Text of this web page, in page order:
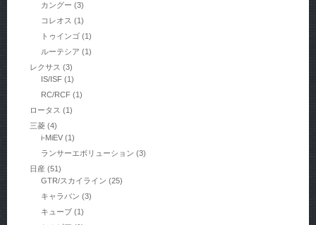
カングー (3)
コレオス (1)
トゥインゴ (1)
ルーテシア (1)
レクサス (3)
IS/ISF (1)
RC/RCF (1)
ロータス (1)
三菱(4)
i-MiEV (1)
ランサーエボリューション (3)
日産 (51)
GTR/スカイライン (25)
キャラバン (3)
キューブ (1)